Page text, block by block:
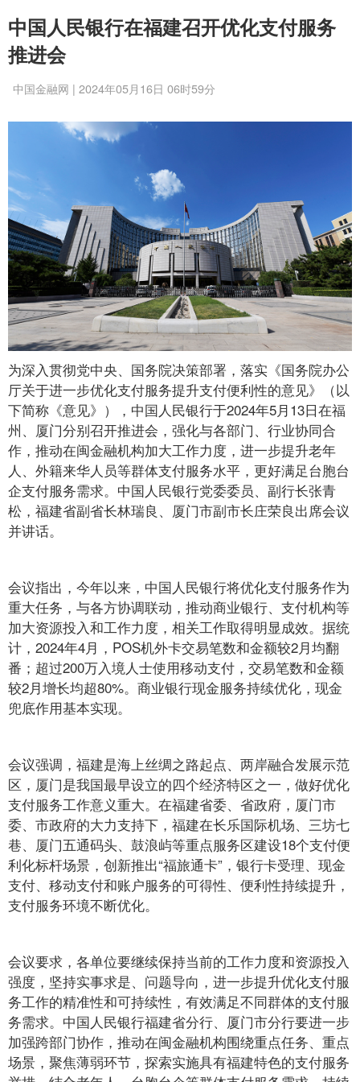
中国人民银行在福建召开优化支付服务
推进会
中国金融网 | 2024年05月16日 06时59分
为深入贯彻党中央、国务院决策部署，落实《国务院办公
厅关于进一步优化支付服务提升支付便利性的意见》（以
下简称《意见》），中国人民银行于2024年5月13日在福
州、厦门分别召开推进会，强化与各部门、行业协同合
作，推动在闽金融机构加大工作力度，进一步提升老年
人、外籍来华人员等群体支付服务水平，更好满足台胞台
企支付服务需求。中国人民银行党委委员、副行长张青
松，福建省副省长林瑞良、厦门市副市长庄荣良出席会议
并讲话。
会议指出，今年以来，中国人民银行将优化支付服务作为
重大任务，与各方协调联动，推动商业银行、支付机构等
加大资源投入和工作力度，相关工作取得明显成效。据统
计，2024年4月，POS机外卡交易笔数和金额较2月均翻
番；超过200万入境人士使用移动支付，交易笔数和金额
较2月增长均超80%。商业银行现金服务持续优化，现金
兜底作用基本实现。
会议强调，福建是海上丝绸之路起点、两岸融合发展示范
区，厦门是我国最早设立的四个经济特区之一，做好优化
支付服务工作意义重大。在福建省委、省政府，厦门市
委、市政府的大力支持下，福建在长乐国际机场、三坊七
巷、厦门五通码头、鼓浪屿等重点服务区建设18个支付便
利化标杆场景，创新推出“福旅通卡”，银行卡受理、现金
支付、移动支付和账户服务的可得性、便利性持续提升，
支付服务环境不断优化。
会议要求，各单位要继续保持当前的工作力度和资源投入
强度，坚持实事求是、问题导向，进一步提升优化支付服
务工作的精准性和可持续性，有效满足不同群体的支付服
务需求。中国人民银行福建省分行、厦门市分行要进一步
加强跨部门协作，推动在闽金融机构围绕重点任务、重点
场景，聚焦薄弱环节，探索实施具有福建特色的支付服务